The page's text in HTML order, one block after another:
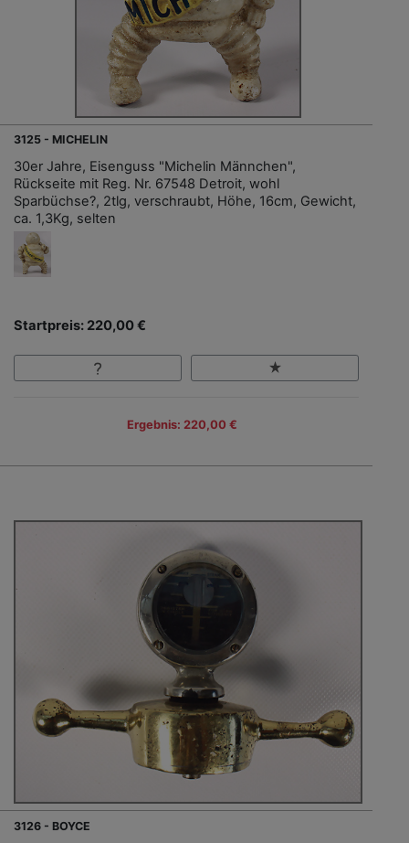
3125 - MICHELIN
30er Jahre, Eisenguss "Michelin Männchen",
Rückseite mit Reg. Nr. 67548 Detroit, wohl
Sparbüchse?, 2tlg, verschraubt, Höhe, 16cm, Gewicht,
ca. 1,3Kg, selten
Startpreis: 220,00 €
Ergebnis: 220,00 €
3126 - BOYCE